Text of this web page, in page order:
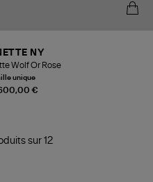
€
NY
Wolf Or Rose
unique
sur 12